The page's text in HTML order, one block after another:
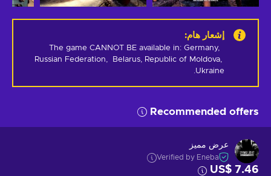
إشعار هام:
The game CANNOT BE available in: Germany,
Russian Federation,  Belarus, Republic of Moldova,
Ukraine.
Recommended offers
عرض مميز
Verified by Eneba
US$ 7.46